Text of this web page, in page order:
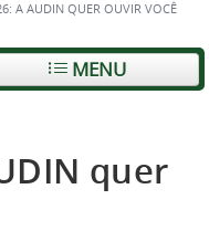
A AUDIN QUER OUVIR VOCÊ
MENU
quer